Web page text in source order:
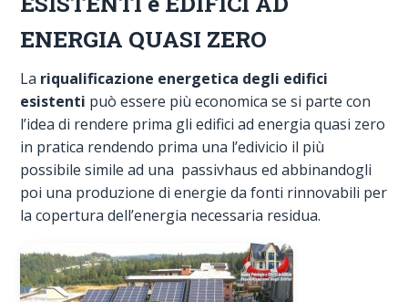
ENERGIA QUASI ZERO
La riqualificazione energetica degli edifici
esistenti può essere più economica se si parte con
l’idea di rendere prima gli edifici ad energia quasi zero
in pratica rendendo prima una l’edivicio il più
possibile simile ad una passivhaus ed abbinandogli
poi una produzione di energie da fonti rinnovabili per
la copertura dell’energia necessaria residua.